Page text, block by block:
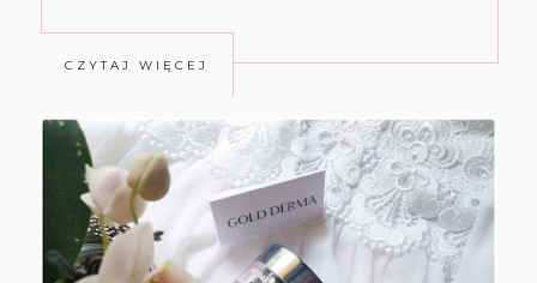
CZYTAJ WIĘCEJ